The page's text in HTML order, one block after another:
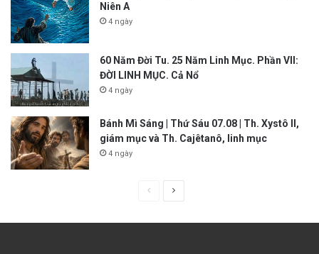
Niên A
4 ngày
60 Năm Đời Tu. 25 Năm Linh Mục. Phần VII:
ĐỜI LINH MỤC. Cả Nổ
4 ngày
Bánh Mì Sáng | Thứ Sáu 07.08 | Th. Xystô II,
giám mục và Th. Cajêtanô, linh mục
4 ngày